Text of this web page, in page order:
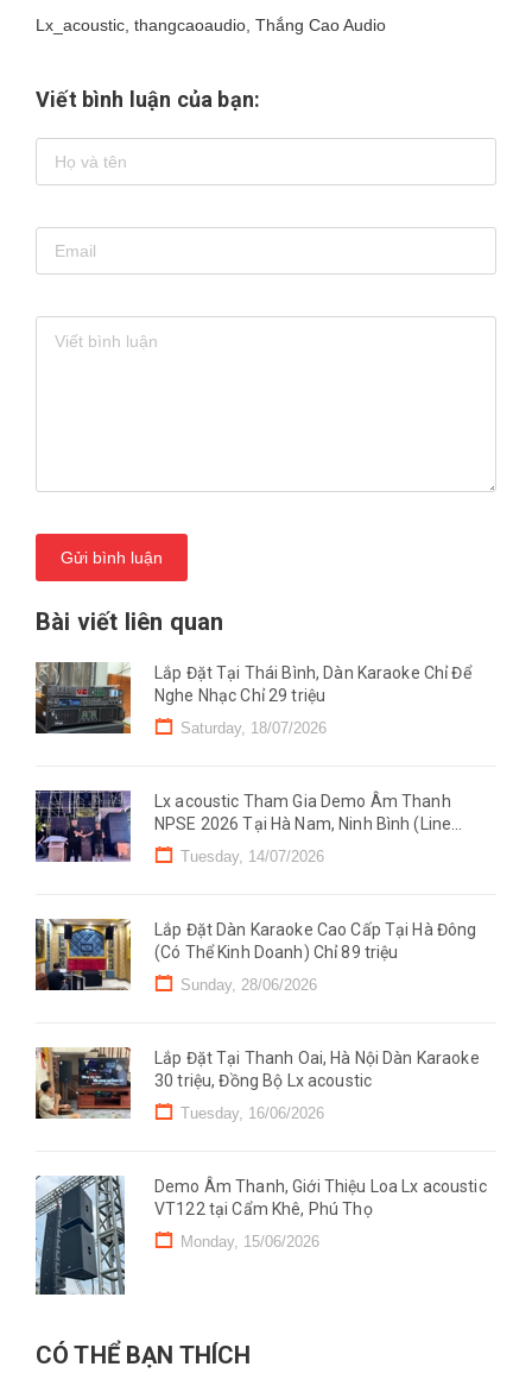
Lx_acoustic thangcaoaudio Thắng Cao Audio
Viết bình luận của bạn:
Gửi bình luận
Bài viết liên quan
Lắp Đặt Tại Thái Bình, Dàn Karaoke Chỉ Để
Nghe Nhạc Chỉ 29 triệu
Saturday, 18/07/2026
Lx acoustic Tham Gia Demo Âm Thanh
NPSE 2026 Tại Hà Nam, Ninh Bình (Line
Mono)
Tuesday, 14/07/2026
Lắp Đặt Dàn Karaoke Cao Cấp Tại Hà Đông
(Có Thể Kinh Doanh) Chỉ 89 triệu
Sunday, 28/06/2026
Lắp Đặt Tại Thanh Oai, Hà Nội Dàn Karaoke
30 triệu, Đồng Bộ Lx acoustic
Tuesday, 16/06/2026
Demo Âm Thanh, Giới Thiệu Loa Lx acoustic
VT122 tại Cẩm Khê, Phú Thọ
Monday, 15/06/2026
CÓ THỂ BẠN THÍCH